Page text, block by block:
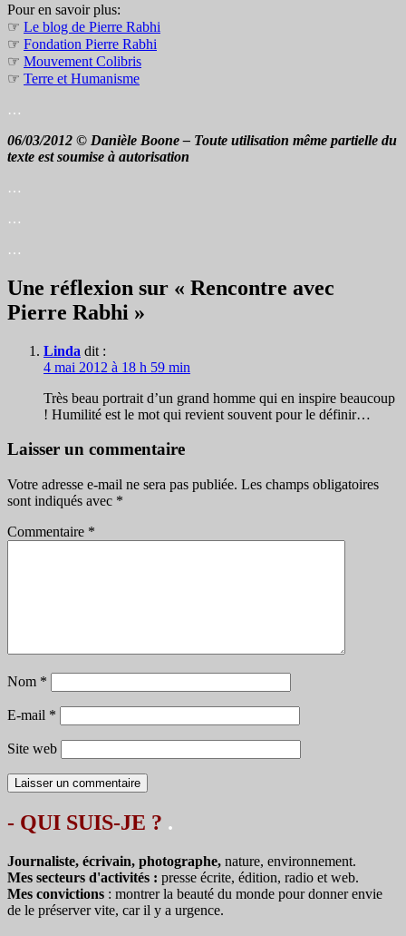
Pour en savoir plus:
☞ Le blog de Pierre Rabhi
☞ Fondation Pierre Rabhi
☞ Mouvement Colibris
☞ Terre et Humanisme
…
06/03/2012 © Danièle Boone – Toute utilisation même partielle du
texte est soumise à autorisation
…
…
…
Une réflexion sur « Rencontre avec
Pierre Rabhi »
Linda dit :
4 mai 2012 à 18 h 59 min
Très beau portrait d’un grand homme qui en inspire beaucoup
! Humilité est le mot qui revient souvent pour le définir…
Laisser un commentaire
Votre adresse e-mail ne sera pas publiée. Les champs obligatoires
sont indiqués avec *
Commentaire *
Nom *
E-mail *
Site web
- QUI SUIS-JE ? .
Journaliste, écrivain, photographe, nature, environnement.
Mes secteurs d'activités : presse écrite, édition, radio et web.
Mes convictions : montrer la beauté du monde pour donner envie
de le préserver vite, car il y a urgence.